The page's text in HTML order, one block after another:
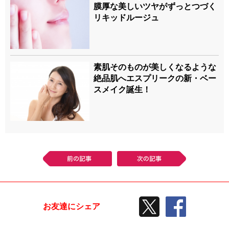
膜厚な美しいツヤがずっとつづく
リキッドルージュ
素肌そのものが美しくなるような
絶品肌へエスプリークの新・ベー
スメイク誕生！
前の記事
お友達にシェア
TWEETする